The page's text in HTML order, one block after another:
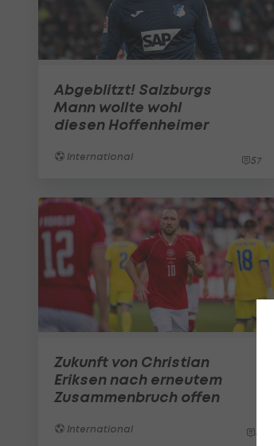
Abgeblitzt! Salzburgs
Mann wollte wohl
diesen Hoffenheimer
International 57
Zukunft von Christian
Eriksen nach erneutem
Zusammenbruch offen
International 4